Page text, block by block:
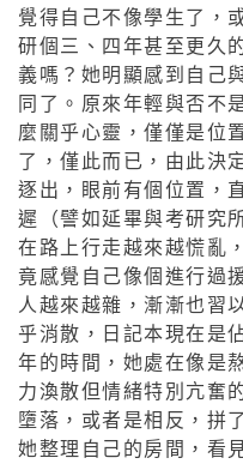
覺得自己不像學生了，
研個三、四年甚至更久
義嗎？她明顯感到自己
同了。原來年輕與否不
麼關乎心靈，僅僅是位
了，僅此而已，由此決
逐出，眼前有個位置，
遲（譬如延畢與考研究
在路上行走越來越慌亂
竟感覺自己像個進行過
人越來越雜，漸漸也習
乎消散，日記本現在是
年的時間，她處在像是
力渙散但情緒特別亢奮
墮落，或者是相反，拼
她整理自己的房間，看